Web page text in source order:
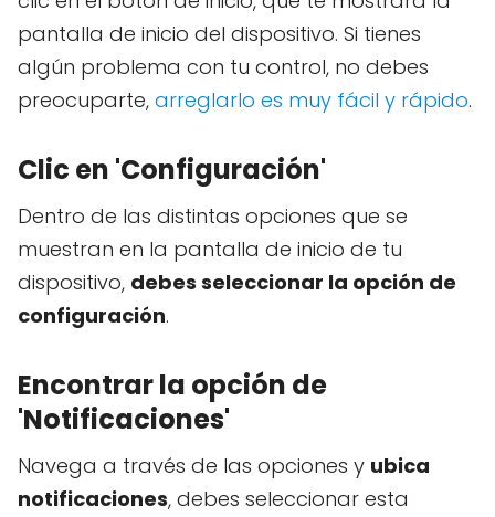
pantalla de inicio del dispositivo. Si tienes
algún problema con tu control, no debes
preocuparte, arreglarlo es muy fácil y rápido.
Clic en 'Configuración'
Dentro de las distintas opciones que se
muestran en la pantalla de inicio de tu
dispositivo, debes seleccionar la opción de
configuración.
Encontrar la opción de
'Notificaciones'
Navega a través de las opciones y ubica
notificaciones, debes seleccionar esta